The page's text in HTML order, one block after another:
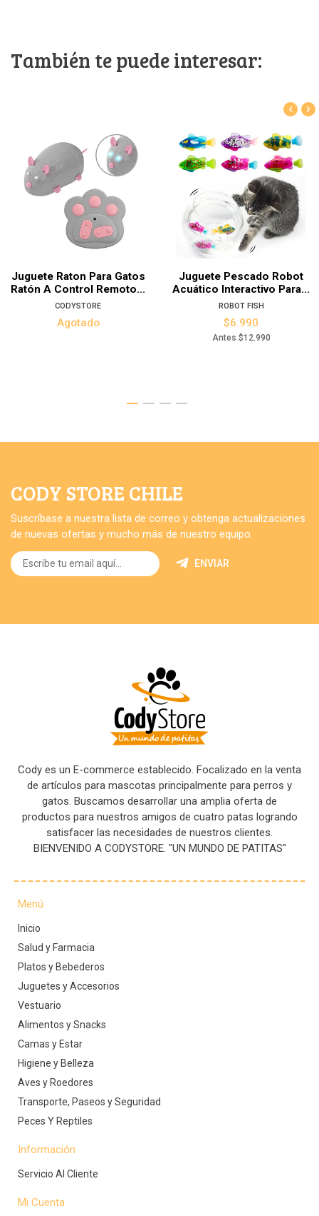
También te puede interesar:
Juguete Raton Para Gatos
Ratón A Control Remoto...
CODYSTORE
Agotado
Juguete Pescado Robot
Acuático Interactivo Para...
ROBOT FISH
$6.990
Antes $12.990
‹ ›
CODY STORE CHILE
Suscríbase a nuestra lista de correo y obtenga actualizaciones
de nuevas ofertas y mucho más de nuestro equipo.
ENVIAR
Cody es un E-commerce establecido. Focalizado en la venta
de artículos para mascotas principalmente para perros y
gatos. Buscamos desarrollar una amplia oferta de
productos para nuestros amigos de cuatro patas logrando
satisfacer las necesidades de nuestros clientes.
BIENVENIDO A CODYSTORE. "UN MUNDO DE PATITAS"
Menú
Inicio
Salud y Farmacia
Platos y Bebederos
Juguetes y Accesorios
Vestuario
Alimentos y Snacks
Camas y Estar
Higiene y Belleza
Aves y Roedores
Transporte, Paseos y Seguridad
Peces Y Reptiles
Información
Servicio Al Cliente
Mi Cuenta